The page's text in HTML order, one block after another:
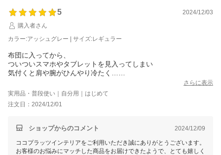
このたびはご投稿いただきありがとうございました。
またのご利用を心よりお待ちしております。
5
2024/12/03
購入者さん
カラー:アッシュグレー | サイズ:レギュラー
布団に入ってから、
ついついスマホやタブレットを見入ってしまい
気付くと肩や腕がひんやり冷たく…
肩まわりが不自由でいまいち不便。
そんな処にコチラを見つけ買ってみました。
物凄く、良いです！
ますますゴロゴロする時間が増えそうです（笑）。
ロングタイプも欲しくなりました。
さらに表示
実用品・普段使い｜自分用｜はじめて
注文日：2024/12/01
ショップからのコメント 2024/12/09
ココプラッツインテリアをご利用いただき誠にありがとうございます。
お客様のお悩みにマッチした商品をお届けできたようで、とても嬉しく